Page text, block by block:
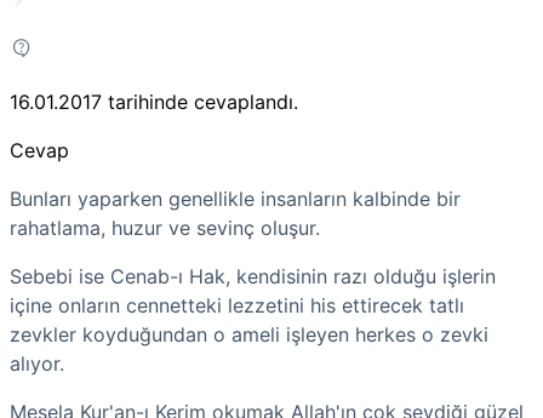
16.01.2017 tarihinde cevaplandı.
Cevap
Bunları yaparken genellikle insanların kalbinde bir
rahatlama, huzur ve sevinç oluşur.
Sebebi ise Cenab-ı Hak, kendisinin razı olduğu işlerin
içine onların cennetteki lezzetini his ettirecek tatlı
zevkler koyduğundan o ameli işleyen herkes o zevki
alıyor.
Mesela Kur'an-ı Kerim okumak Allah'ın çok sevdiği güzel